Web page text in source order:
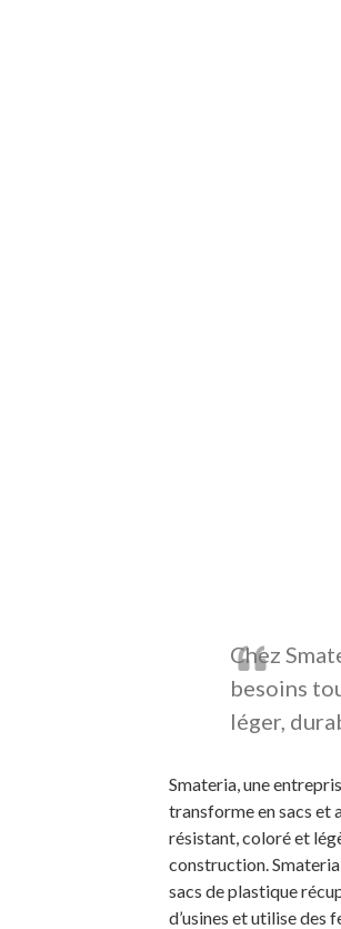
Chez
besoins
léger,
Smateria, une
transforme en sacs et
résistant, coloré et
construction.
sacs de plastique
d’usines et utilise des